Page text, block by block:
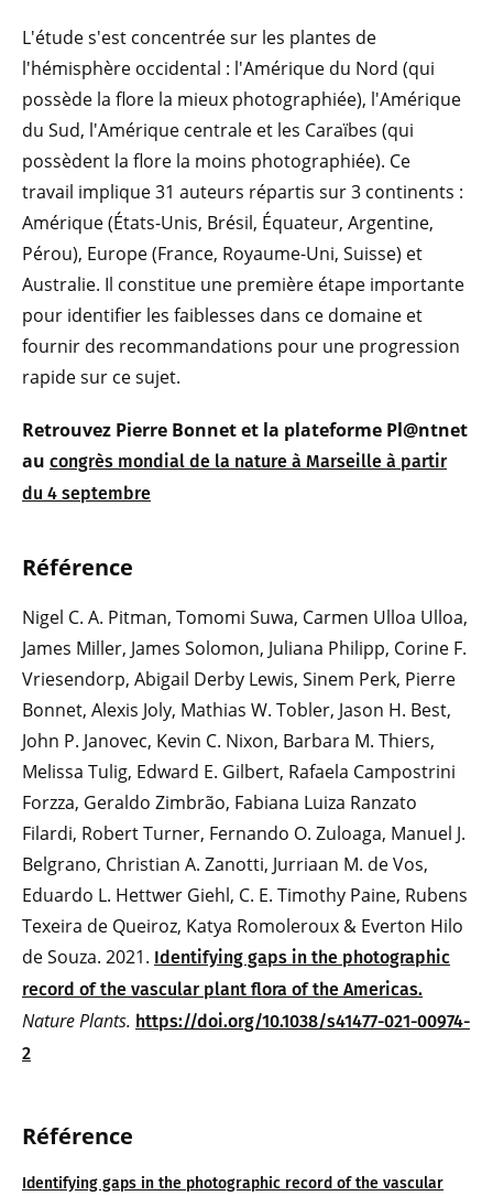
Référence
Identifying gaps in the photographic record of the vascular
L'étude s'est concentrée sur les plantes de
l'hémisphère occidental : l'Amérique du Nord (qui
possède la flore la mieux photographiée), l'Amérique
du Sud, l'Amérique centrale et les Caraïbes (qui
possèdent la flore la moins photographiée). Ce
travail implique 31 auteurs répartis sur 3 continents :
Amérique (États-Unis, Brésil, Équateur, Argentine,
Pérou), Europe (France, Royaume-Uni, Suisse) et
Australie. Il constitue une première étape importante
pour identifier les faiblesses dans ce domaine et
fournir des recommandations pour une progression
rapide sur ce sujet.
Retrouvez Pierre Bonnet et la plateforme Pl@ntnet
au congrès mondial de la nature à Marseille à partir
du 4 septembre
Référence
Nigel C. A. Pitman, Tomomi Suwa, Carmen Ulloa Ulloa,
James Miller, James Solomon, Juliana Philipp, Corine F.
Vriesendorp, Abigail Derby Lewis, Sinem Perk, Pierre
Bonnet, Alexis Joly, Mathias W. Tobler, Jason H. Best,
John P. Janovec, Kevin C. Nixon, Barbara M. Thiers,
Melissa Tulig, Edward E. Gilbert, Rafaela Campostrini
Forzza, Geraldo Zimbrão, Fabiana Luiza Ranzato
Filardi, Robert Turner, Fernando O. Zuloaga, Manuel J.
Belgrano, Christian A. Zanotti, Jurriaan M. de Vos,
Eduardo L. Hettwer Giehl, C. E. Timothy Paine, Rubens
Texeira de Queiroz, Katya Romoleroux & Everton Hilo
de Souza. 2021. Identifying gaps in the photographic
record of the vascular plant flora of the Americas.
Nature Plants. https://doi.org/10.1038/s41477-021-00974-
2